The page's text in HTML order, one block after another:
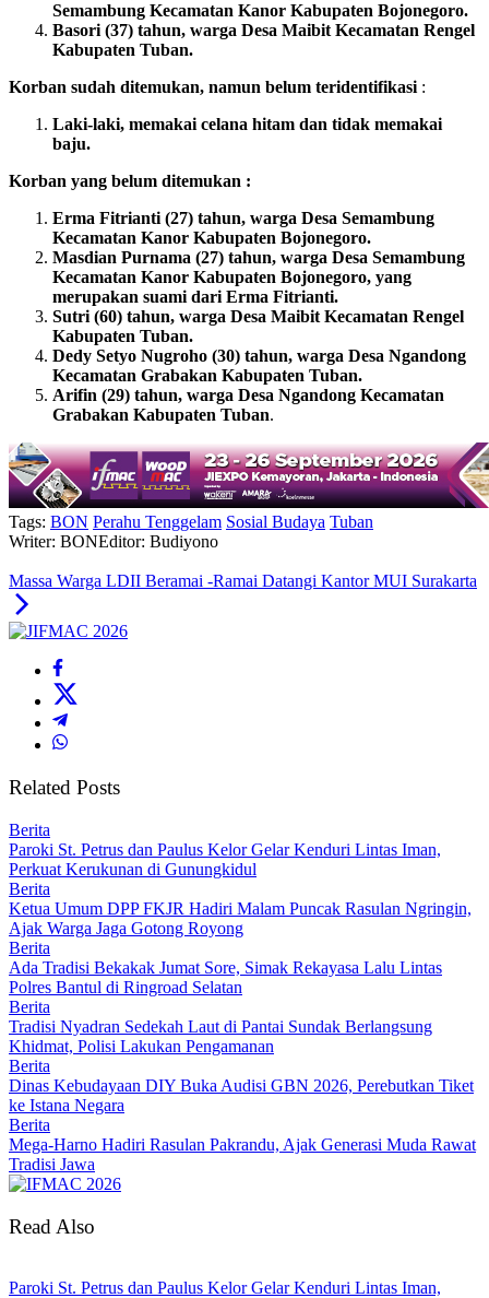
Semambung Kecamatan Kanor Kabupaten Bojonegoro.
Basori (37) tahun, warga Desa Maibit Kecamatan Rengel
Kabupaten Tuban.
Korban sudah ditemukan, namun belum teridentifikasi :
Laki-laki, memakai celana hitam dan tidak memakai
baju.
Korban yang belum ditemukan :
Erma Fitrianti (27) tahun, warga Desa Semambung
Kecamatan Kanor Kabupaten Bojonegoro.
Masdian Purnama (27) tahun, warga Desa Semambung
Kecamatan Kanor Kabupaten Bojonegoro, yang
merupakan suami dari Erma Fitrianti.
Sutri (60) tahun, warga Desa Maibit Kecamatan Rengel
Kabupaten Tuban.
Dedy Setyo Nugroho (30) tahun, warga Desa Ngandong
Kecamatan Grabakan Kabupaten Tuban.
Arifin (29) tahun, warga Desa Ngandong Kecamatan
Grabakan Kabupaten Tuban.
Tags: BON Perahu Tenggelam Sosial Budaya Tuban
Writer: BONEditor: Budiyono
Massa Warga LDII Beramai -Ramai Datangi Kantor MUI Surakarta
Related Posts
Berita
Paroki St. Petrus dan Paulus Kelor Gelar Kenduri Lintas Iman,
Perkuat Kerukunan di Gunungkidul
Berita
Ketua Umum DPP FKJR Hadiri Malam Puncak Rasulan Ngringin,
Ajak Warga Jaga Gotong Royong
Berita
Ada Tradisi Bekakak Jumat Sore, Simak Rekayasa Lalu Lintas
Polres Bantul di Ringroad Selatan
Berita
Tradisi Nyadran Sedekah Laut di Pantai Sundak Berlangsung
Khidmat, Polisi Lakukan Pengamanan
Berita
Dinas Kebudayaan DIY Buka Audisi GBN 2026, Perebutkan Tiket
ke Istana Negara
Berita
Mega-Harno Hadiri Rasulan Pakrandu, Ajak Generasi Muda Rawat
Tradisi Jawa
Read Also
Paroki St. Petrus dan Paulus Kelor Gelar Kenduri Lintas Iman,